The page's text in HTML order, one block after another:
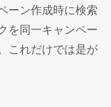
ーン作成時に検索
を同一キャンペー
これだけでは是が